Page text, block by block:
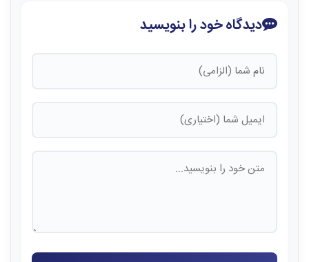
دیدگاه خود را بنویسید